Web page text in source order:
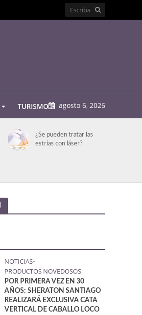
TURISMO agosto 6, 2026
¿Se pueden tratar las
estrías con láser?
NOTICIAS•
PRODUCTOS NOVEDOSOS
POR PRIMERA VEZ EN 30
AÑOS: SHERATON SANTIAGO
REALIZARÁ EXCLUSIVA CATA
VERTICAL DE CABALLO LOCO